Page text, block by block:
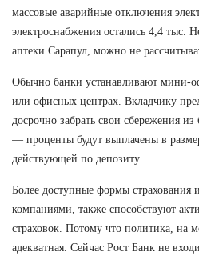
массовые аварийные отключения
электроснабжения остались 4,4 тыс.
аптеки Сарапул, можно не
Обычно банки устанавливают мини-
или офисных центрах. Вкладчику
досрочно забрать свои сбережения
— проценты будут выплачены в
действующей по депозиту.
Более доступные формы страхования
компаниями, также способствуют
страховок. Потому что политика, на
адекватная. Сейчас Рост Банк не